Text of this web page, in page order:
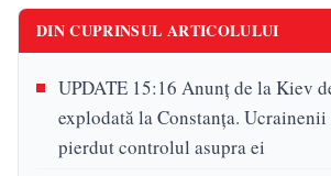
DIN CUPRINSUL ARTICOLULUI
UPDATE 15:16 Anunț de la Kiev
explodată la Constanța. Ucrainenii
pierdut controlul asupra ei